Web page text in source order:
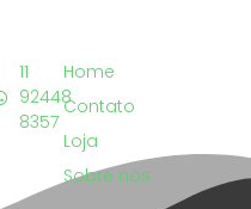
Home
Contato
Loja
Sobre nós
11
92448
8357